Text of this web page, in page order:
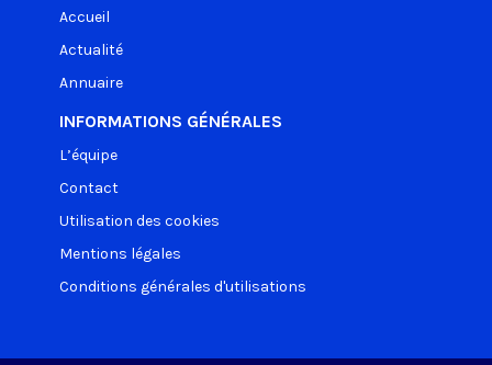
Accueil
Actualité
Annuaire
INFORMATIONS GÉNÉRALES
L’équipe
Contact
Utilisation des cookies
Mentions légales
Conditions générales d'utilisations